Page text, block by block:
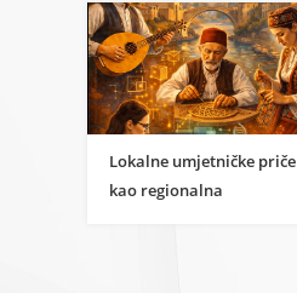
Lokalne umjetničke priče
kao regionalna